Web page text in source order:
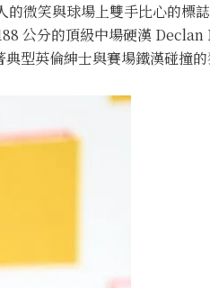
微笑與球場上雙手比心的標
公分的頂級中場硬漢
型英倫紳士與賽場鐵漢碰撞的